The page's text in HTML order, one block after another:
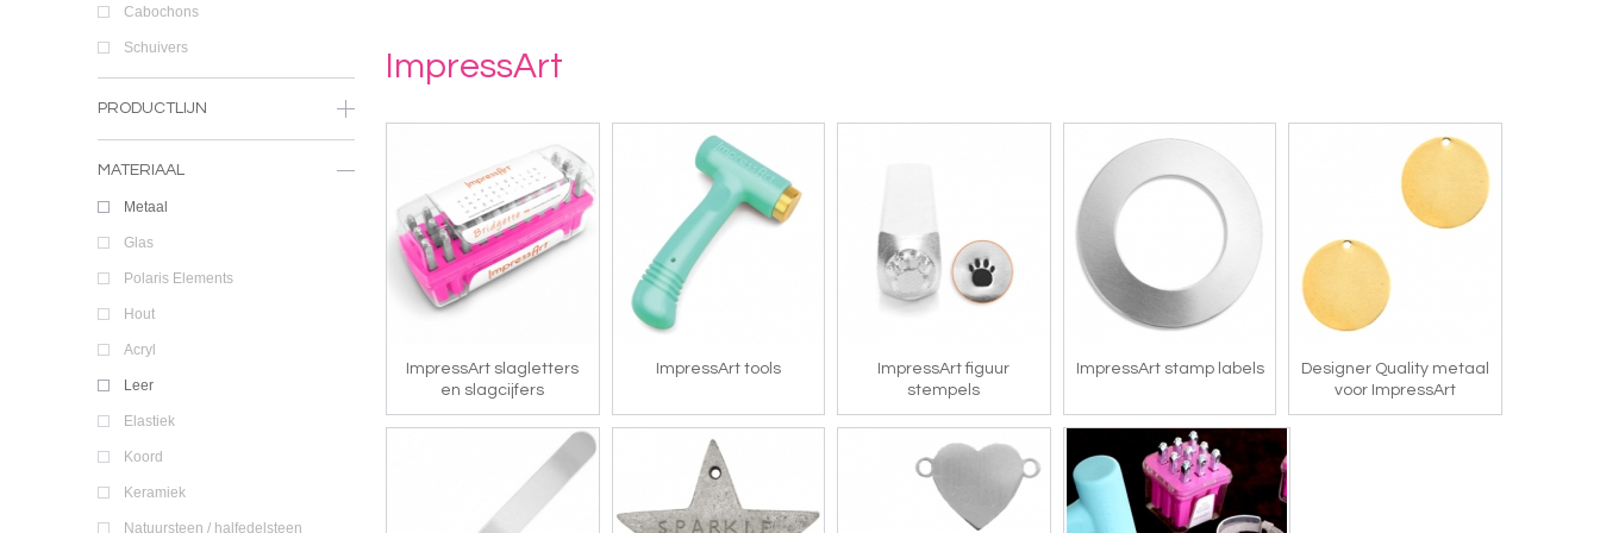
Cabochons
Schuivers
PRODUCTLIJN
MATERIAAL
Metaal
Glas
Polaris Elements
Hout
Acryl
Leer
Elastiek
Koord
Keramiek
Natuursteen / halfedelsteen
ImpressArt
ImpressArt slagletters
en slagcijfers
ImpressArt tools
ImpressArt figuur
stempels
ImpressArt stamp labels
Designer Quality metaal
voor ImpressArt